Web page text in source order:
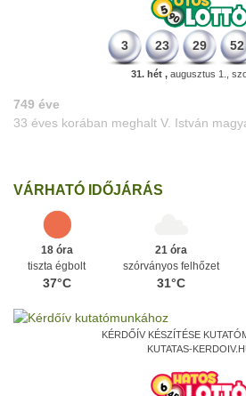
3 23 29 52
31. hét ,augusztus 1.,
VÁRHATÓ IDŐJÁRÁS
18 óra
tiszta égbolt
37°C
21 óra
szórványos felhőzet
31°C
KÉRDŐÍV KÉSZÍTÉSE
KUTATAS-